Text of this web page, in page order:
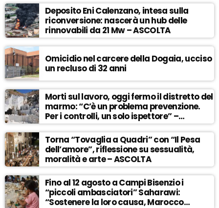
Deposito Eni Calenzano, intesa sulla
riconversione: nascerà un hub delle
rinnovabili da 21 Mw – ASCOLTA
Omicidio nel carcere della Dogaia, ucciso
un recluso di 32 anni
Morti sul lavoro, oggi fermo il distretto del
marmo: “C’è un problema prevenzione.
Per i controlli, un solo ispettore” –
ASCOLTA
Torna “Tovaglia a Quadri” con “Il Pesa
dell’amore”, riflessione su sessualità,
moralità e arte – ASCOLTA
Fino al 12 agosto a Campi Bisenzio i
“piccoli ambasciatori” Saharawi:
“Sostenere la loro causa, Marocco